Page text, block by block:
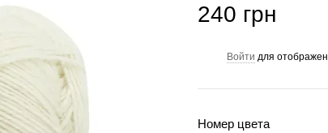
240 грн
Войти для
Номер цвета